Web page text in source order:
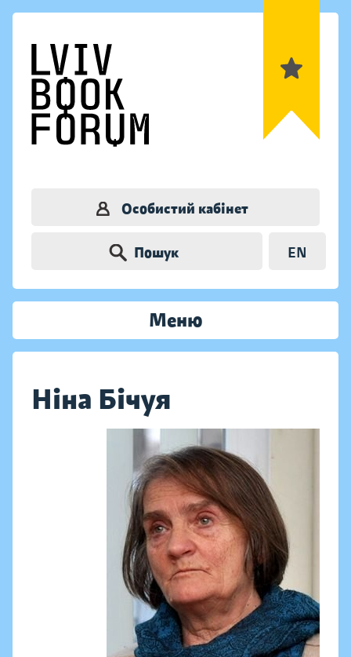
Особистий кабінет
Пошук EN
Меню
Ніна Бічуя